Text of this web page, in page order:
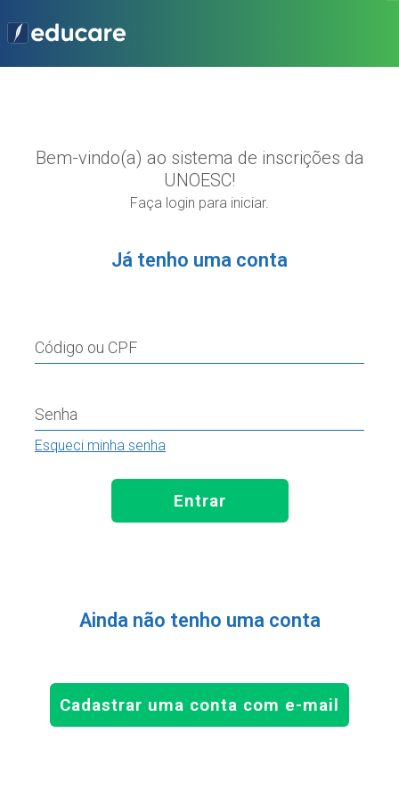
Bem-vindo(a) ao sistema de inscrições da
UNOESC!
Faça login para iniciar.
Já tenho uma conta
Código ou CPF
Senha
Esqueci minha senha
Entrar
Ainda não tenho uma conta
Cadastrar uma conta com e-mail